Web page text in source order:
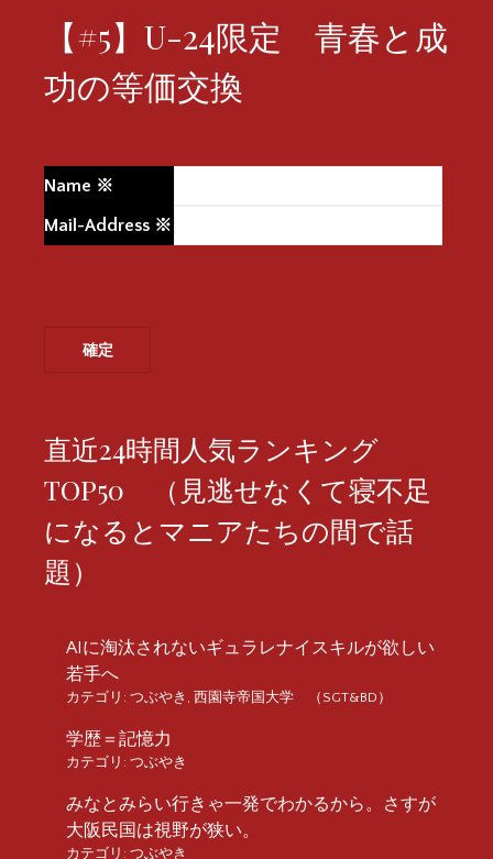
【#5】U-24限定 青春と成
功の等価交換
Name ※
Mail-Address ※
直近24時間人気ランキング
TOP50 （見逃せなくて寝不足
になるとマニアたちの間で話
題）
AIに淘汰されないギュラレナイスキルが欲しい
若手へ
カテゴリ: つぶやき 西園寺帝国大学 （SGT&BD）
学歴＝記憶力
カテゴリ: つぶやき
みなとみらい行きゃ一発でわかるから。さすが
大阪民国は視野が狭い。
カテゴリ: つぶやき